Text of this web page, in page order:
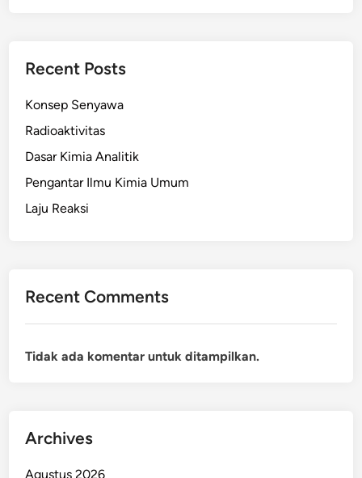
Recent Posts
Konsep Senyawa
Radioaktivitas
Dasar Kimia Analitik
Pengantar Ilmu Kimia Umum
Laju Reaksi
Recent Comments
Tidak ada komentar untuk ditampilkan.
Archives
Agustus 2026